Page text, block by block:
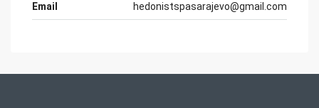
Email hedonistspasarajevo@gmail.com